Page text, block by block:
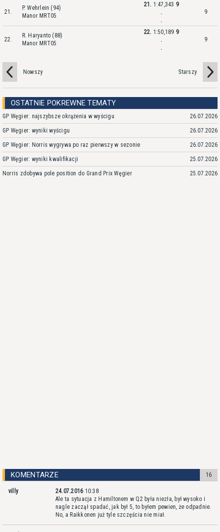
21.
P. Wehrlein (94)
Manor MRT05
21. 1:47,343 9
.
.
9
22.
R. Haryanto (88)
Manor MRT05
22. 1:50,189 9
.
.
9
Nowszy Starszy
OSTATNIE POKREWNE TEMATY
GP Węgier: najszybsze okrążenia w wyścigu 26.07.2026
GP Węgier: wyniki wyścigu 26.07.2026
GP Węgier: Norris wygrywa po raz pierwszy w sezonie 26.07.2026
GP Węgier: wyniki kwalifikacji 25.07.2026
Norris zdobywa pole position do Grand Prix Węgier 25.07.2026
KOMENTARZE 16
villy 24.07.2016 10:38
Ale ta sytuacja z Hamiltonem w Q2 była niezła, był wysoko i
nagle zaczął spadać, jak był 5, to byłem pewien, że odpadnie.
No, a Raikkonen już tyle szczęścia nie miał.